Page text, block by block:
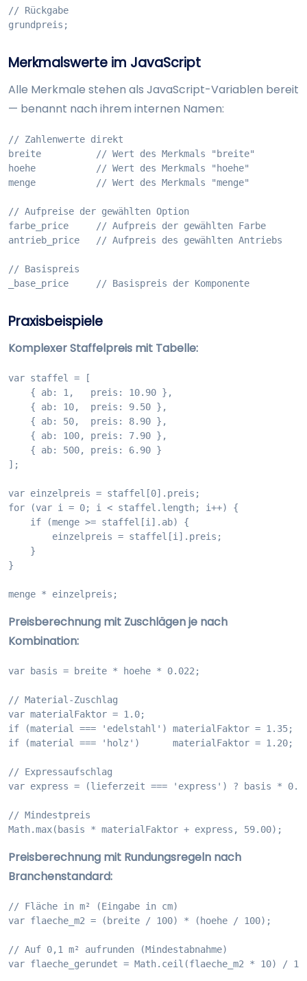
// Rückgabe
grundpreis;
Merkmalswerte im JavaScript
Alle Merkmale stehen als JavaScript-Variablen bereit
— benannt nach ihrem internen Namen:
// Zahlenwerte direkt
breite          // Wert des Merkmals "breite"
hoehe           // Wert des Merkmals "hoehe"
menge           // Wert des Merkmals "menge"
// Aufpreise der gewählten Option
farbe_price     // Aufpreis der gewählten Farbe
antrieb_price   // Aufpreis des gewählten Antriebs
// Basispreis
_base_price     // Basispreis der Komponente
Praxisbeispiele
Komplexer Staffelpreis mit Tabelle:
var staffel = [
    { ab: 1,   preis: 10.90 },
    { ab: 10,  preis: 9.50 },
    { ab: 50,  preis: 8.90 },
    { ab: 100, preis: 7.90 },
    { ab: 500, preis: 6.90 }
];
var einzelpreis = staffel[0].preis;
for (var i = 0; i < staffel.length; i++) {
    if (menge >= staffel[i].ab) {
        einzelpreis = staffel[i].preis;
    }
}
menge * einzelpreis;
Preisberechnung mit Zuschlägen je nach
Kombination:
var basis = breite * hoehe * 0.022;
// Material-Zuschlag
var materialFaktor = 1.0;
if (material === 'edelstahl') materialFaktor = 1.35;
if (material === 'holz')      materialFaktor = 1.20;
// Expressaufschlag
var express = (lieferzeit === 'express') ? basis *
// Mindestpreis
Math.max(basis * materialFaktor + express, 59.00);
Preisberechnung mit Rundungsregeln nach
Branchenstandard:
// Fläche in m² (Eingabe in cm)
var flaeche_m2 = (breite / 100) * (hoehe / 100);
// Auf 0,1 m² aufrunden (Mindestabnahme)
var flaeche_gerundet = Math.ceil(flaeche_m2 * 10) /